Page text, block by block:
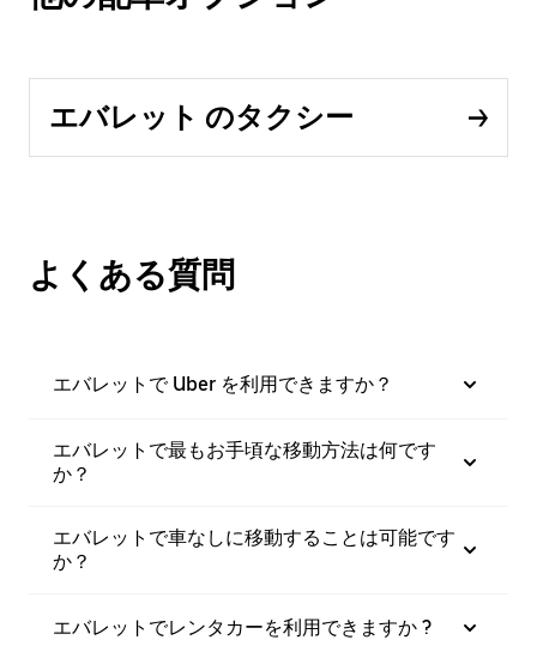
エバレット のタクシー
よくある質問
エバレットで Uber を利用できますか？
エバレットで最もお手頃な移動方法は何です
か？
エバレットで車なしに移動することは可能です
か？
エバレットでレンタカーを利用できますか ?